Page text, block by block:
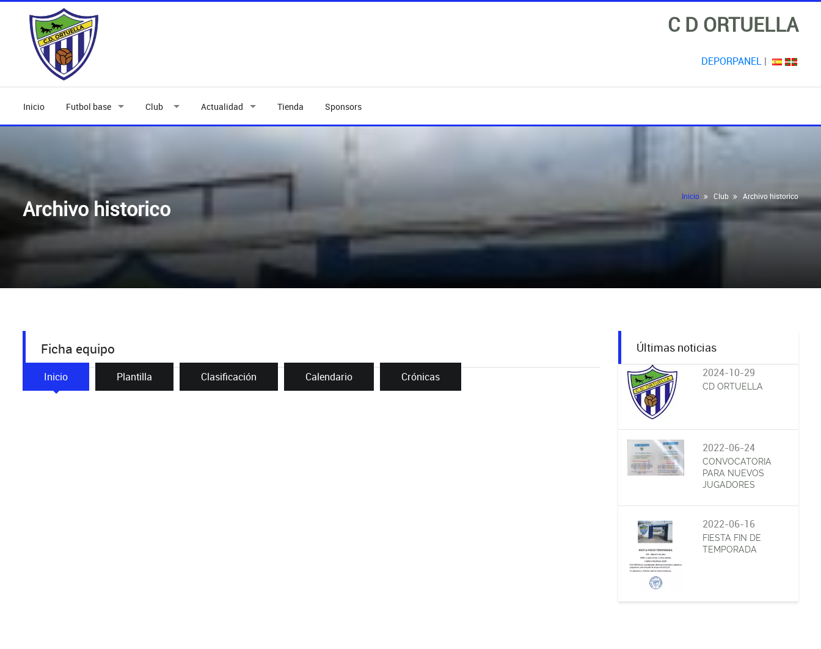
C D ORTUELLA
DEPORPANEL |
Inicio Futbol base Club Actualidad Tienda Sponsors
Archivo historico Inicio Club Archivo historico
Ficha equipo
Inicio Plantilla Clasificación Calendario Crónicas
Últimas noticias
2024-10-29
CD ORTUELLA
2022-06-24
CONVOCATORIA
PARA NUEVOS
JUGADORES
2022-06-16
FIESTA FIN DE
TEMPORADA